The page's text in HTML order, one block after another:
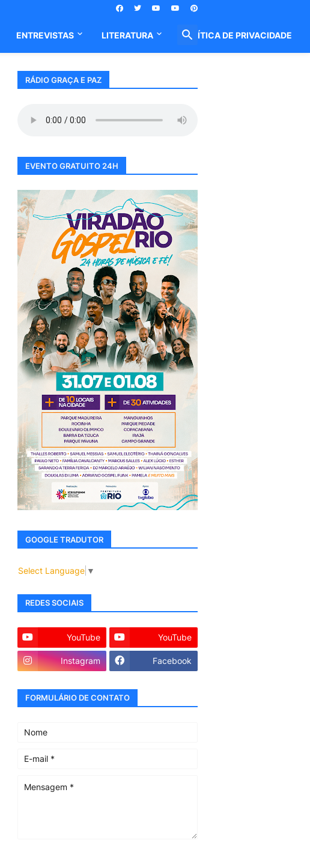
ENTREVISTAS LITERATURA POLÍTICA DE PRIVACIDADE
RÁDIO GRAÇA E PAZ
EVENTO GRATUITO 24H
GOOGLE TRADUTOR
Select Language ▼
REDES SOCIAIS
YouTube YouTube
Instagram Facebook
FORMULÁRIO DE CONTATO